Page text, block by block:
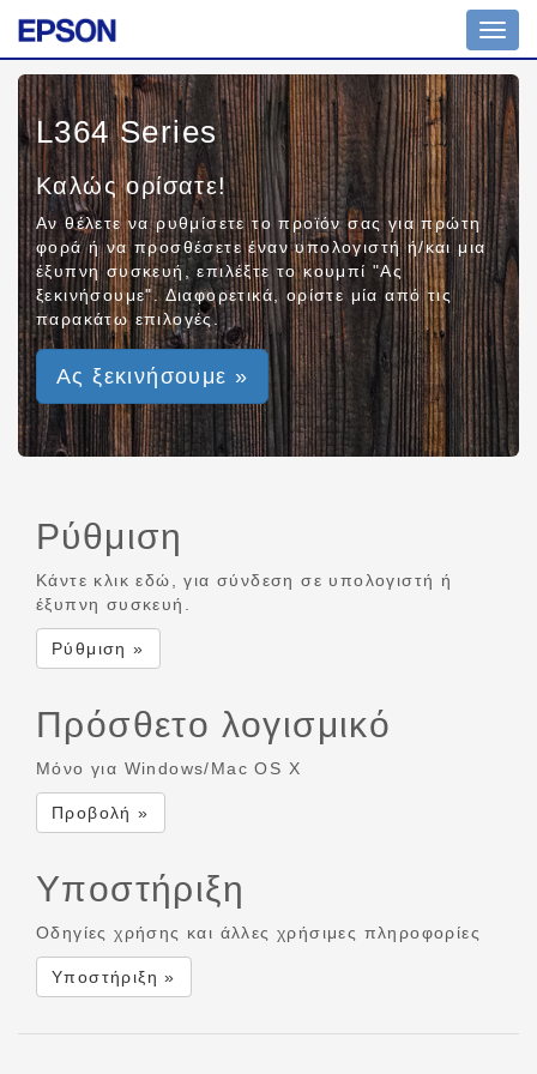
L364 Series
Καλώς ορίσατε!
Αν θέλετε να ρυθμίσετε το προϊόν σας για πρώτη
φορά ή να προσθέσετε έναν υπολογιστή ή/και μια
έξυπνη συσκευή, επιλέξτε το κουμπί "Ας
ξεκινήσουμε". Διαφορετικά, ορίστε μία από τις
παρακάτω επιλογές.
Ας ξεκινήσουμε »
Ρύθμιση
Κάντε κλικ εδώ, για σύνδεση σε υπολογιστή ή
έξυπνη συσκευή.
Ρύθμιση »
Πρόσθετο λογισμικό
Μόνο για Windows/Mac OS X
Προβολή »
Υποστήριξη
Οδηγίες χρήσης και άλλες χρήσιμες πληροφορίες
Υποστήριξη »